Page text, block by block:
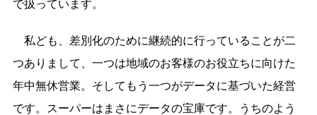
で扱っています。
私ども、差別化のために継続的に行っていることが二
つありまして、一つは地域のお客様のお役立ちに向けた
年中無休営業。そしてもう一つがデータに基づいた経営
です。スーパーはまさにデータの宝庫です。うちのよう